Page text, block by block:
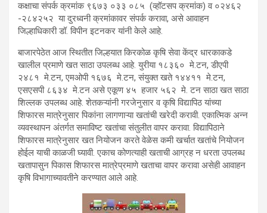
कक्षाचा संपर्क क्रमांक ९६७३ ०३३ ०८५ (व्हॉटसप क्रमांक) व ०२४६२
-२८४२५२ या दुरध्वनी क्रमांकावर संपर्क करावा, असे आवाहन
जिल्हाधिकारी डॉ. विपीन इटनकर यांनी केले आहे.
बाजारपेठेत आज स्थितीत जिल्हयात किरकोळ कृषि सेवा केंद्र धारकाकडे
खालील प्रमाणे खत साठा उपलब्ध आहे. युरीया १८३६० मे.टन, डीएपी
२४८१ मे.टन, एमओपी १६७६ मे.टन, संयुक्त खते १४४११ मे.टन,
एसएसपी ८६३४ मे.टन असे एकूण ४५ हजार ५६२ मे. टन साठा खत साठा
शिल्लक उपलब्ध आहे. शेतकऱ्यांनी गरजेनुसार व कृषि विद्यापिठ यांच्या
शिफारस मात्रेनुसार पिकांना लागणाऱ्या खतांची खरेदी करावी. एकात्मिक अन्न
व्यवस्थापन अंतर्गत समाविष्ट खतांचा संतुलीत वापर करावा. विद्यापिठाने
शिफारस मात्रेनुसार खत नियोजन करते वेळेस कमी खर्चात खतांचे नियोजन
होईल याची काळजी घ्यावी. एकाच कोणत्याही खताची आग्रह न धरता उपलब्ध
खतापासुन पिकास शिफारस मात्रेप्रमाणे खताचा वापर करावा असेही आवाहन
कृषि विभागाच्यावतीने करण्यात आले आहे.